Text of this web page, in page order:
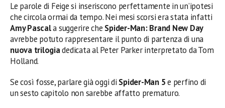
Le parole di Feige si inseriscono perfettamente in un’ipotesi
che circola ormai da tempo. Nei mesi scorsi era stata infatti
Amy Pascala suggerire che Spider-Man: Brand New Day
avrebbe potuto rappresentare il punto di partenza di una
nuova trilogiadedicata al Peter Parker interpretato da Tom
Holland.
Se così fosse, parlare già oggi di Spider-Man 5e perfino di
un sesto capitolo non sarebbe affatto prematuro.